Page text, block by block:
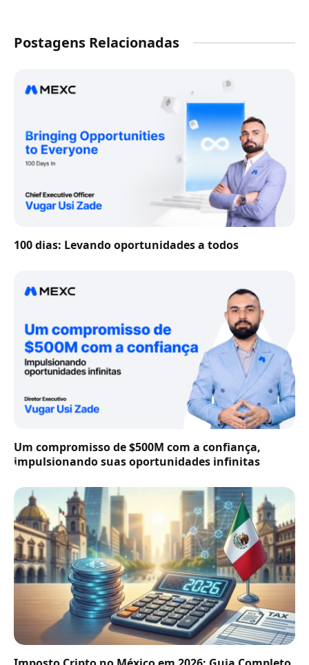
Postagens Relacionadas
100 dias: Levando oportunidades a todos
Um compromisso de $500M com a confiança,
impulsionando suas oportunidades infinitas